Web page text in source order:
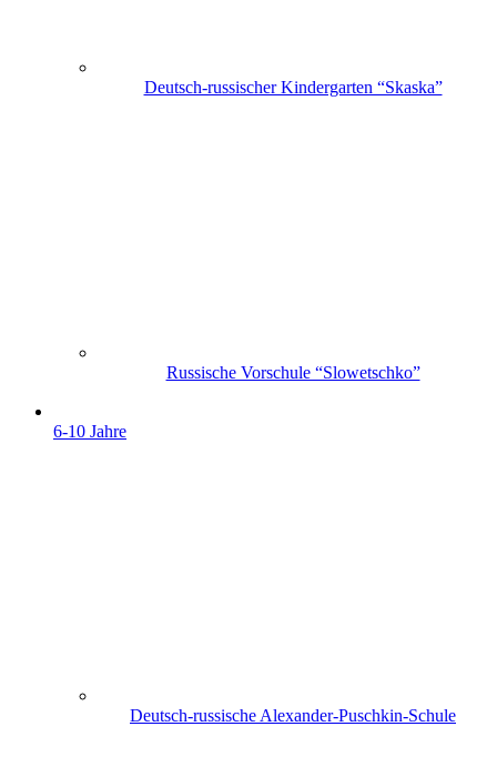
Deutsch-russischer Kindergarten “Skaska”
Russische Vorschule “Slowetschko”
6-10 Jahre
Deutsch-russische Alexander-Puschkin-Schule